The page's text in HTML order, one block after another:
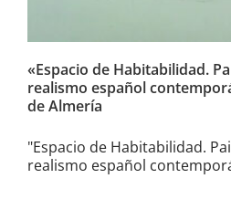
«Espacio de Habitabilidad.
realismo español
de Almería
"Espacio de Habitabilidad.
realismo español